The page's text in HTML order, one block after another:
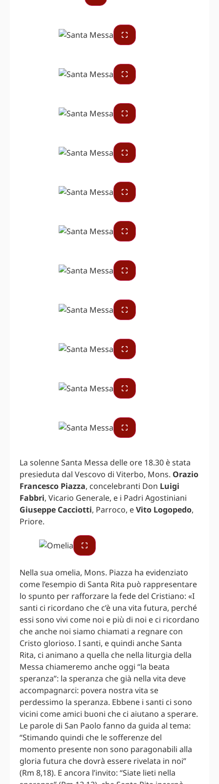
La solenne Santa Messa delle ore 18.30 è stata
presieduta dal Vescovo di Viterbo, Mons. Orazio
Francesco Piazza, concelebranti Don Luigi
Fabbri, Vicario Generale, e i Padri Agostiniani
Giuseppe Cacciotti, Parroco, eVito Logopedo,
Priore.
Nella sua omelia, Mons. Piazza ha evidenziato
come l’esempio di Santa Rita può rappresentare
lo spunto per rafforzare la fede del Cristiano: «I
santi ci ricordano che c’è una vita futura, perché
essi sono vivi come noi e più di noi e ci ricordano
che anche noi siamo chiamati a regnare con
Cristo glorioso. I santi, e quindi anche Santa
Rita, ci animano a quella che nella liturgia della
Messa chiameremo anche oggi “la beata
speranza”: la speranza che già nella vita deve
accompagnarci: povera nostra vita se
perdessimo la speranza. Ebbene i santi ci sono
vicini come amici buoni che ci aiutano a sperare.
Le parole di San Paolo fanno da guida al tema:
“Stimando quindi che le sofferenze del
momento presente non sono paragonabili alla
gloria futura che dovrà essere rivelata in noi”
(Rm 8,18). E ancora l’invito: “Siate lieti nella